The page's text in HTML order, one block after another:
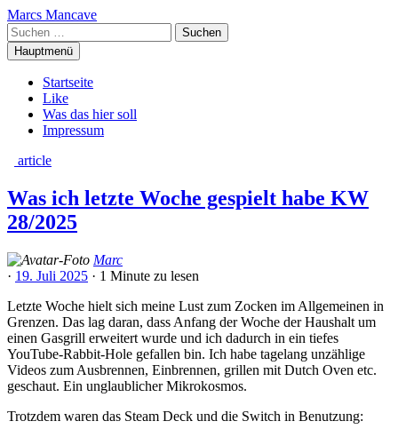
Zum
Inhalt
springen
Marcs Mancave
Suchen
nach:
Hauptmenü
Startseite
Like
Was das hier soll
Impressum
article
Was ich letzte Woche gespielt habe KW
28/2025
Marc
· 19. Juli 2025 · 1 Minute zu lesen
Letzte Woche hielt sich meine Lust zum Zocken im Allgemeinen in
Grenzen. Das lag daran, dass Anfang der Woche der Haushalt um
einen Gasgrill erweitert wurde und ich dadurch in ein tiefes
YouTube-Rabbit-Hole gefallen bin. Ich habe tagelang unzählige
Videos zum Ausbrennen, Einbrennen, grillen mit Dutch Oven etc.
geschaut. Ein unglaublicher Mikrokosmos.
Trotzdem waren das Steam Deck und die Switch in Benutzung: